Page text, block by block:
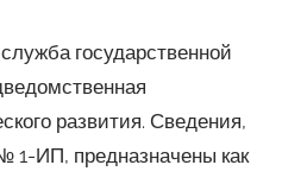
государственной
развития. Сведения,
ИП, предназначены как